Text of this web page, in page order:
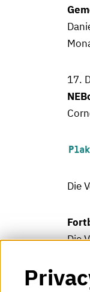
17.
Die
Die